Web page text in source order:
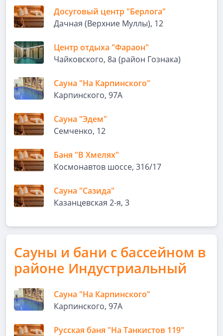
Досуговый центр "Берлога"
Дачная (Верхние Муллы), 12
Центр отдыха "Фараон"
Чайковского, 8а (район Гознака)
Сауна "На Карпинского"
Карпинского, 97А
Сауна "Эдем"
Семченко, 12
Баня "В Хмелях"
Космонавтов шоссе, 316/17
Сауна "Сазида"
Казанцевская 2-я, 3
Сауны и бани с бассейном в
районе Индустриальный
Сауна "На Карпинского"
Карпинского, 97А
Русская баня "На Танкистов 119"